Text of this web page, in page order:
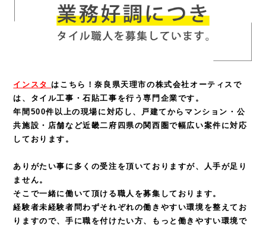
インスタ はこちら！奈良県天理市の株式会社オーティスで
は、タイル工事・石貼工事を行う専門企業です。
年間500件以上の現場に対応し、戸建てからマンション・公
共施設・店舗など近畿二府四県の関西圏で幅広い案件に対応
しております。
ありがたい事に多くの受注を頂いておりますが、人手が足り
ません。
そこで一緒に働いて頂ける職人を募集しております。
経験者未経験者問わずそれぞれの働きやすい環境を整えてお
りますので、手に職を付けたい方、もっと働きやすい環境で